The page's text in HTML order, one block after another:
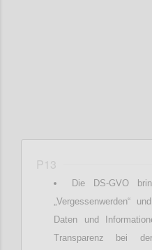
P13
Die DS-GVO
„Vergessenwerden“
Daten und
Transparenz bei